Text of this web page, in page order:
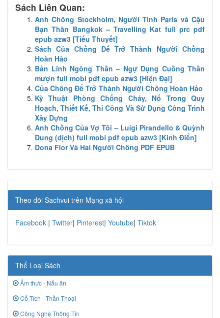
Sách Liên Quan:
Anh Chồng Stockholm, Người Tình Paris và Cậu
Bạn Thân Bangkok – Travelling Kat full prc pdf
epub azw3 [Tiểu Thuyết]
Sách Của Chồng Để Trở Thành Người Chồng
Hoàn Hảo
Bản Lĩnh Ngông Thần – Ngự Dụng Cuồng Thần
mượn full mobi pdf epub azw3 [Hiện Đại]
Của Chồng Để Trở Thành Người Chồng Hoàn Hảo
Kỹ Thuật Phòng Chống Cháy, Nổ Trong Quy
Hoạch, Thiết Kế, Thi Công Và Sử Dụng Công Trình
Xây Dựng
Anh Chồng Của Vợ Tôi – Luigi Pirandello & Quỳnh
Dung (dịch) full mobi pdf epub azw3 [Kinh Điển]
Dona Flor Và Hai Người Chồng PDF EPUB
Theo dõi Sachvui trên Mạng xã hội
Facebook | Twitter| Pinterest| Youtube| Tiktok
Thể Loại Sách
Ẩm thực - Nấu ăn
Cổ Tích - Thần Thoại
Công Nghệ Thông Tin